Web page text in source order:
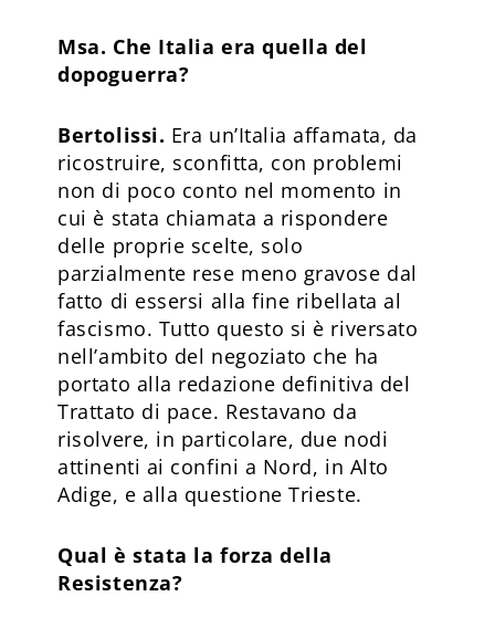
Msa. Che Italia era quella del
dopoguerra?
Bertolissi. Era un’Italia affamata, da
ricostruire, sconfitta, con problemi
non di poco conto nel momento in
cui è stata chiamata a rispondere
delle proprie scelte, solo
parzialmente rese meno gravose dal
fatto di essersi alla fine ribellata al
fascismo. Tutto questo si è riversato
nell’ambito del negoziato che ha
portato alla redazione definitiva del
Trattato di pace. Restavano da
risolvere, in particolare, due nodi
attinenti ai confini a Nord, in Alto
Adige, e alla questione Trieste.
Qual è stata la forza della
Resistenza?